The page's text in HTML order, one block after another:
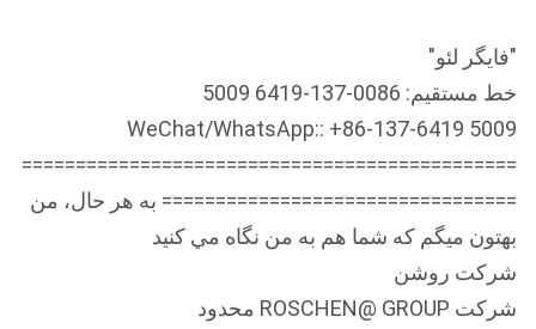
"فايگر لئو"
خط مستقيم: 0086-137-6419 5009
WeChat/WhatsApp:: +86-137-6419 5009
==============================================
================================= به هر حال، من
بهتون ميگم که شما هم به من نگاه مي کنيد
شرکت روشن
شرکت ROSCHEN@ GROUP محدود